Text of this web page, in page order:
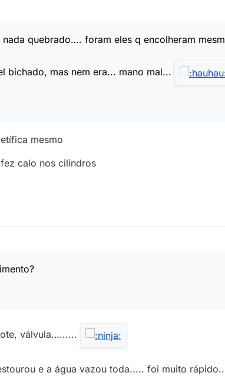
quebrado…. foram eles q encolheram
bichado, mas nem era... mano mal...
mesmo
calo nos cilindros
válvula…......
e a água vazou toda..... foi muito